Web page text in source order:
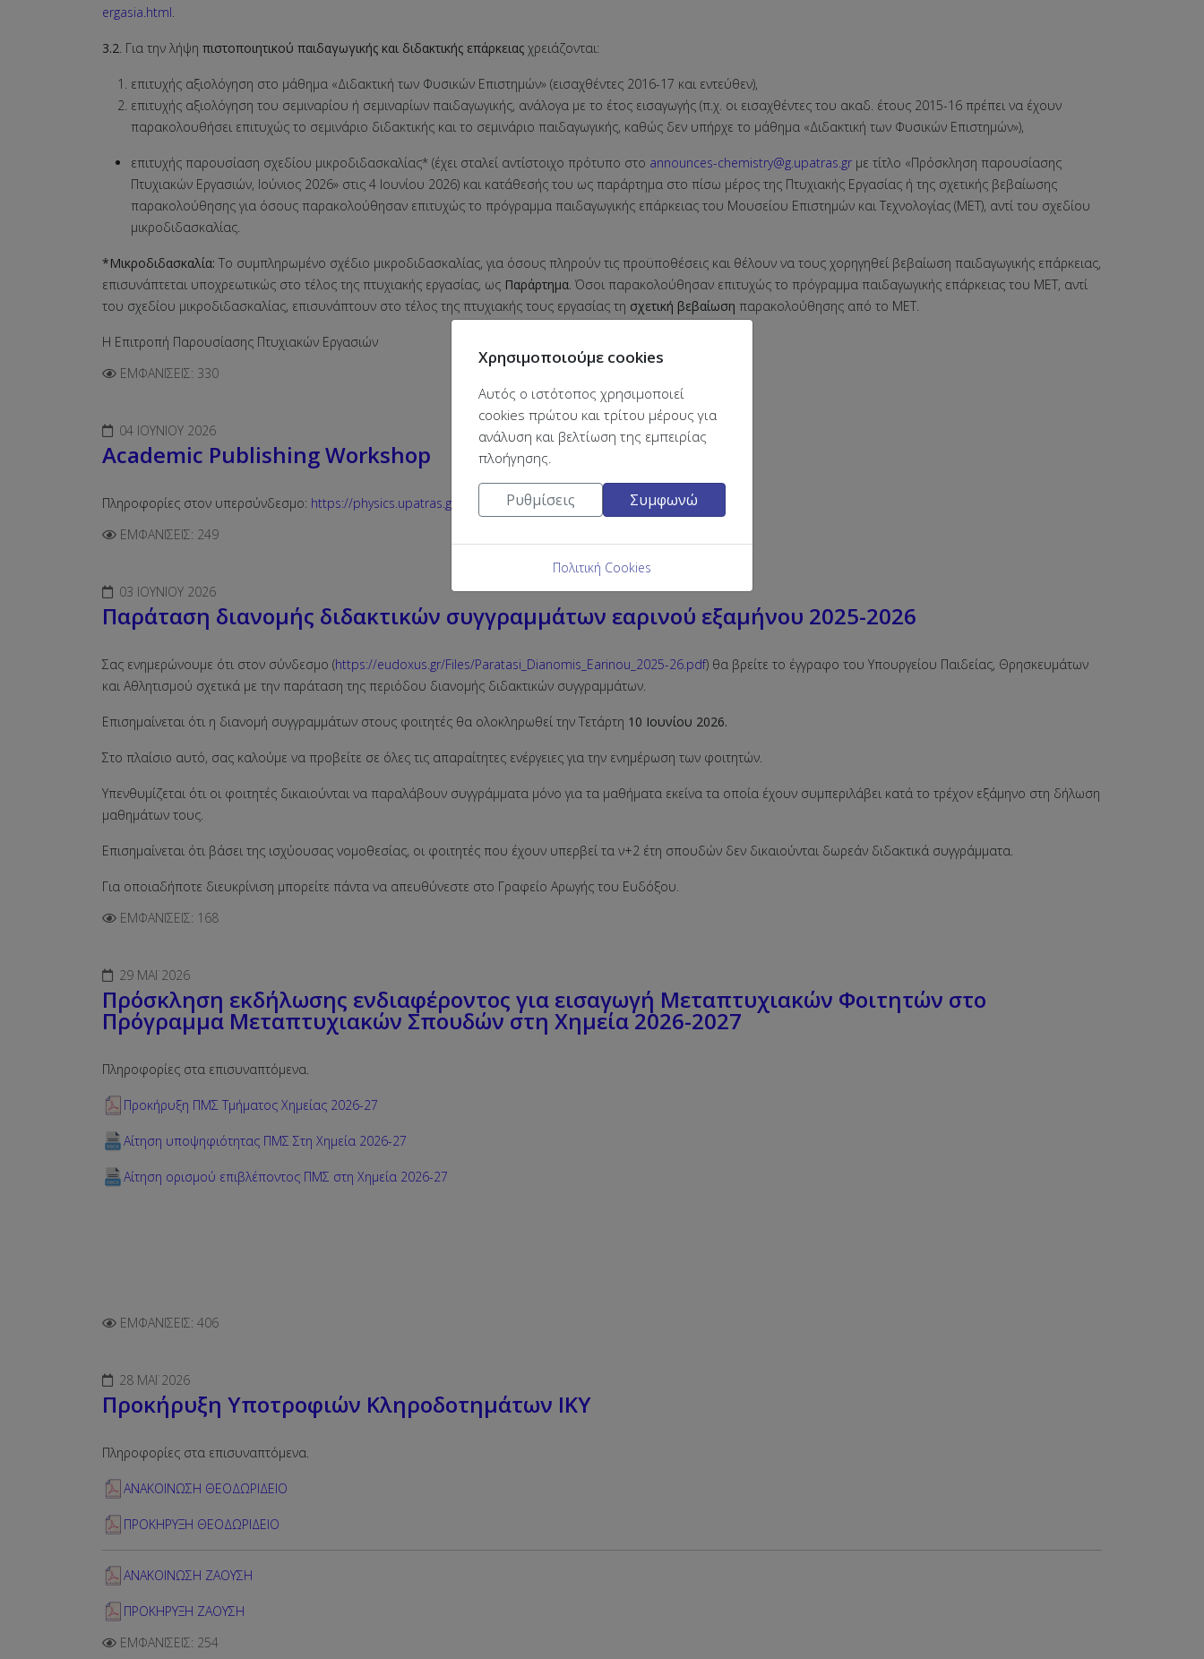
ergasia.html.
3.2. Για την λήψη πιστοποιητικού παιδαγωγικής και διδακτικής επάρκειας χρειάζονται:
επιτυχής αξιολόγηση στο μάθημα «Διδακτική των Φυσικών Επιστημών» (εισαχθέντες 2016-17 και εντεύθεν),
επιτυχής αξιολόγηση του σεμιναρίου ή σεμιναρίων παιδαγωγικής, ανάλογα με το έτος εισαγωγής (π.χ. οι εισαχθέντες του ακαδ. έτους 2015-16 πρέπει να έχουν
παρακολουθήσει επιτυχώς το σεμινάριο διδακτικής και το σεμινάριο παιδαγωγικής, καθώς δεν υπήρχε το μάθημα «Διδακτική των Φυσικών Επιστημών»),
επιτυχής παρουσίαση σχεδίου μικροδιδασκαλίας* (έχει σταλεί αντίστοιχο πρότυπο στο announces-chemistry@g.upatras.gr με τίτλο «Πρόσκληση παρουσίασης
Πτυχιακών Εργασιών, Ιούνιος 2026» στις 4 Ιουνίου 2026) και κατάθεσής του ως παράρτημα στο πίσω μέρος της Πτυχιακής Εργασίας ή της σχετικής βεβαίωσης
παρακολούθησης για όσους παρακολούθησαν επιτυχώς το πρόγραμμα παιδαγωγικής επάρκειας του Μουσείου Επιστημών και Τεχνολογίας (ΜΕΤ), αντί του σχεδίου
μικροδιδασκαλίας.
*Μικροδιδασκαλία: Το συμπληρωμένο σχέδιο μικροδιδασκαλίας, για όσους πληρούν τις προϋποθέσεις και θέλουν να τους χορηγηθεί βεβαίωση παιδαγωγικής επάρκειας,
επισυνάπτεται υποχρεωτικώς στο τέλος της πτυχιακής εργασίας, ως Παράρτημα. Όσοι παρακολούθησαν επιτυχώς το πρόγραμμα παιδαγωγικής επάρκειας του ΜΕΤ, αντί
του σχεδίου μικροδιδασκαλίας, επισυνάπτουν στο τέλος της πτυχιακής τους εργασίας τη σχετική βεβαίωση παρακολούθησης από το ΜΕΤ.
Η Επιτροπή Παρουσίασης Πτυχιακών Εργασιών
ΕΜΦΑΝΊΣΕΙΣ: 330
04 ΙΟΥΝΊΟΥ 2026
Academic Publishing Workshop
Πληροφορίες στον υπερσύνδεσμο: https://physics.upatras.gr/academic-publishing-workshop-08-06-2026/
ΕΜΦΑΝΊΣΕΙΣ: 249
03 ΙΟΥΝΊΟΥ 2026
Παράταση διανομής διδακτικών συγγραμμάτων εαρινού εξαμήνου 2025-2026
Σας ενημερώνουμε ότι στον σύνδεσμο (https://eudoxus.gr/Files/Paratasi_Dianomis_Earinou_2025-26.pdf) θα βρείτε το έγγραφο του Υπουργείου Παιδείας, Θρησκευμάτων
και Αθλητισμού σχετικά με την παράταση της περιόδου διανομής διδακτικών συγγραμμάτων.
Επισημαίνεται ότι η διανομή συγγραμμάτων στους φοιτητές θα ολοκληρωθεί την Τετάρτη 10 Ιουνίου 2026.
Στο πλαίσιο αυτό, σας καλούμε να προβείτε σε όλες τις απαραίτητες ενέργειες για την ενημέρωση των φοιτητών.
Υπενθυμίζεται ότι οι φοιτητές δικαιούνται να παραλάβουν συγγράμματα μόνο για τα μαθήματα εκείνα τα οποία έχουν συμπεριλάβει κατά το τρέχον εξάμηνο στη δήλωση
μαθημάτων τους.
Επισημαίνεται ότι βάσει της ισχύουσας νομοθεσίας, οι φοιτητές που έχουν υπερβεί τα ν+2 έτη σπουδών δεν δικαιούνται δωρεάν διδακτικά συγγράμματα.
Για οποιαδήποτε διευκρίνιση μπορείτε πάντα να απευθύνεστε στο Γραφείο Αρωγής του Ευδόξου.
ΕΜΦΑΝΊΣΕΙΣ: 168
29 ΜΆΙ 2026
Πρόσκληση εκδήλωσης ενδιαφέροντος για εισαγωγή Μεταπτυχιακών Φοιτητών στο
Πρόγραμμα Μεταπτυχιακών Σπουδών στη Χημεία 2026-2027
Πληροφορίες στα επισυναπτόμενα.
Προκήρυξη ΠΜΣ Τμήματος Χημείας 2026-27
Αίτηση υποψηφιότητας ΠΜΣ Στη Χημεία 2026-27
Αίτηση ορισμού επιβλέποντος ΠΜΣ στη Χημεία 2026-27
ΕΜΦΑΝΊΣΕΙΣ: 406
28 ΜΆΙ 2026
Προκήρυξη Υποτροφιών Κληροδοτημάτων ΙΚΥ
Πληροφορίες στα επισυναπτόμενα.
ΑΝΑΚΟΙΝΩΣΗ ΘΕΟΔΩΡΙΔΕΙΟ
ΠΡΟΚΗΡΥΞΗ ΘΕΟΔΩΡΙΔΕΙΟ
ΑΝΑΚΟΙΝΩΣΗ ΖΑΟΥΣΗ
ΠΡΟΚΗΡΥΞΗ ΖΑΟΥΣΗ
ΕΜΦΑΝΊΣΕΙΣ: 254
Χρησιμοποιούμε cookies
Αυτός ο ιστότοπος χρησιμοποιεί
cookies πρώτου και τρίτου μέρους για
ανάλυση και βελτίωση της εμπειρίας
πλοήγησης.
Ρυθμίσεις Συμφωνώ
Πολιτική Cookies